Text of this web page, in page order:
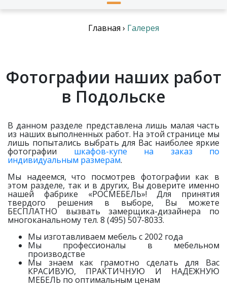
Главная › Галерея
Фотографии наших работ
в Подольске
В данном разделе представлена лишь малая часть
из наших выполненных работ. На этой странице мы
лишь попытались выбрать для Вас наиболее яркие
фотографии шкафов-купе на заказ по
индивидуальным размерам.
Мы надеемся, что посмотрев фотографии как в
этом разделе, так и в других, Вы доверите именно
нашей фабрике «РОСМЕБЕЛЬ»! Для принятия
твердого решения в выборе, Вы можете
БЕСПЛАТНО вызвать замерщика-дизайнера по
многоканальному тел. 8 (495) 507-8033.
Мы изготавливаем мебель с 2002 года
Мы профессионалы в мебельном
производстве
Мы знаем как грамотно сделать для Вас
КРАСИВУЮ, ПРАКТИЧНУЮ И НАДЕЖНУЮ
МЕБЕЛЬ по оптимальным ценам